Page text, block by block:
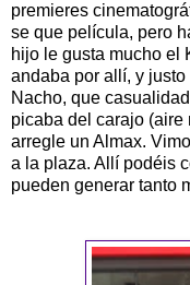
premieres
se que película, pero
hijo le gusta mucho el
andaba por allí, y
Nacho, que
picaba del carajo (aire
arregle un Almax.
a la plaza. Allí podéis
pueden generar tanto